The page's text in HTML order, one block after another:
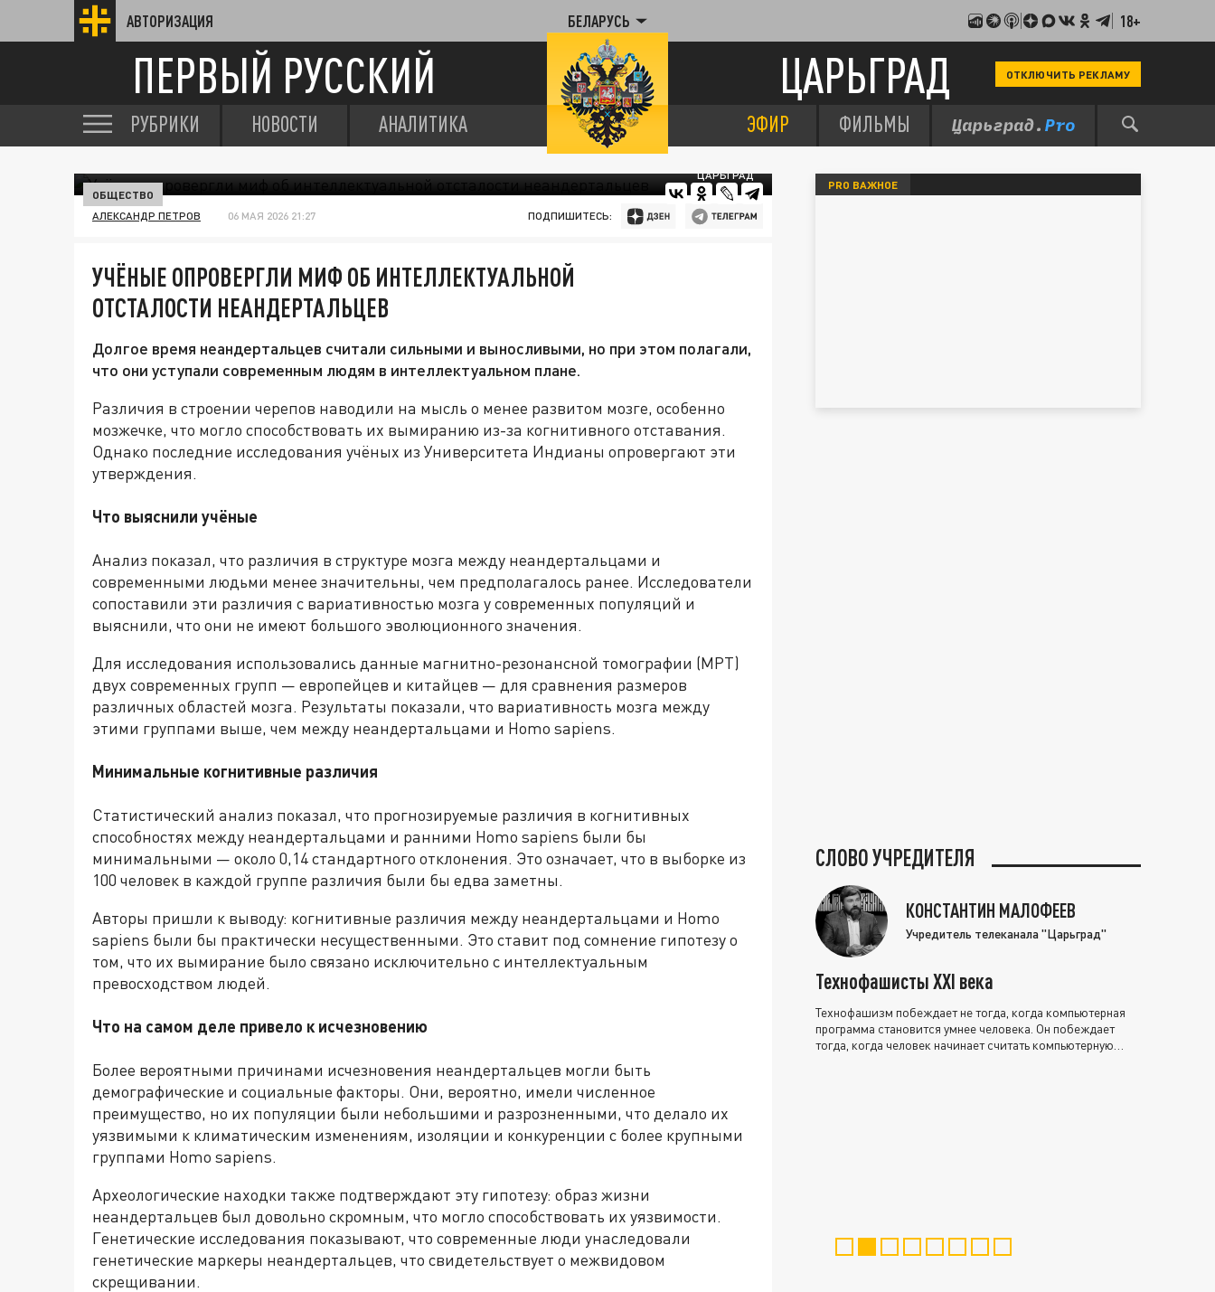
АВТОРИЗАЦИЯ БЕЛАРУСЬ 18+
ПЕРВЫЙ РУССКИЙ ЦАРЬГРАД ОТКЛЮЧИТЬ РЕКЛАМУ
РУБРИКИ НОВОСТИ АНАЛИТИКА ЭФИР ФИЛЬМЫ
ЦАРЬГРАД
ОБЩЕСТВО
АЛЕКСАНДР ПЕТРОВ 06 МАЯ 2026 21:27 ПОДПИШИТЕСЬ:
УЧЁНЫЕ ОПРОВЕРГЛИ МИФ ОБ ИНТЕЛЛЕКТУАЛЬНОЙ
ОТСТАЛОСТИ НЕАНДЕРТАЛЬЦЕВ
Долгое время неандертальцев считали сильными и выносливыми, но при этом полагали,
что они уступали современным людям в интеллектуальном плане.
Различия в строении черепов наводили на мысль о менее развитом мозге, особенно
мозжечке, что могло способствовать их вымиранию из-за когнитивного отставания.
Однако последние исследования учёных из Университета Индианы опровергают эти
утверждения.
Что выяснили учёные
Анализ показал, что различия в структуре мозга между неандертальцами и
современными людьми менее значительны, чем предполагалось ранее. Исследователи
сопоставили эти различия с вариативностью мозга у современных популяций и
выяснили, что они не имеют большого эволюционного значения.
Для исследования использовались данные магнитно-резонансной томографии (МРТ)
двух современных групп — европейцев и китайцев — для сравнения размеров
различных областей мозга. Результаты показали, что вариативность мозга между
этими группами выше, чем между неандертальцами и Homo sapiens.
Минимальные когнитивные различия
Статистический анализ показал, что прогнозируемые различия в когнитивных
способностях между неандертальцами и ранними Homo sapiens были бы
минимальными — около 0,14 стандартного отклонения. Это означает, что в выборке из
100 человек в каждой группе различия были бы едва заметны.
Авторы пришли к выводу: когнитивные различия между неандертальцами и Homo
sapiens были бы практически несущественными. Это ставит под сомнение гипотезу о
том, что их вымирание было связано исключительно с интеллектуальным
превосходством людей.
Что на самом деле привело к исчезновению
Более вероятными причинами исчезновения неандертальцев могли быть
демографические и социальные факторы. Они, вероятно, имели численное
преимущество, но их популяции были небольшими и разрозненными, что делало их
уязвимыми к климатическим изменениям, изоляции и конкуренции с более крупными
группами Homo sapiens.
Археологические находки также подтверждают эту гипотезу: образ жизни
неандертальцев был довольно скромным, что могло способствовать их уязвимости.
Генетические исследования показывают, что современные люди унаследовали
генетические маркеры неандертальцев, что свидетельствует о межвидовом
скрещивании.
PRO ВАЖНОЕ
СЛОВО УЧРЕДИТЕЛЯ
КОНСТАНТИН МАЛОФЕЕВ
Учредитель телеканала "Царьград"
Технофашисты XXI века
Технофашизм побеждает не тогда, когда компьютерная
программа становится умнее человека. Он побеждает
тогда, когда человек начинает считать компьютерную